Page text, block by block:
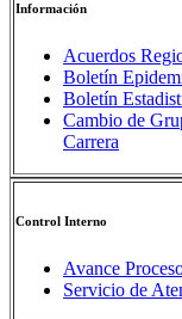
Información
Acuerdos
Boletín
Boletín
Cambio de
Carrera
Control Interno
Avance
Servicio de